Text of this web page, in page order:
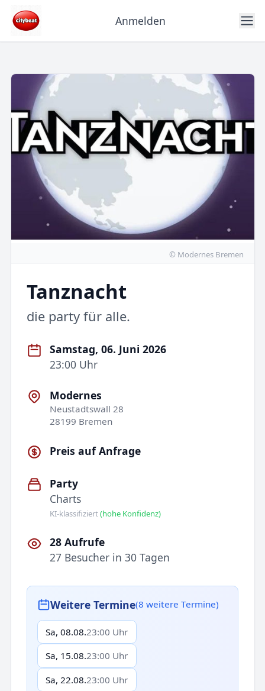
Anmelden
© Modernes Bremen
Tanznacht
die party für alle.
Samstag, 06. Juni 2026
23:00 Uhr
Modernes
Neustadtswall 28
28199 Bremen
Preis auf Anfrage
Party
Charts
KI-klassifiziert(hohe Konfidenz)
28 Aufrufe
27 Besucher in 30 Tagen
Weitere Termine(8 weitere Termine)
Sa, 08.08.23:00 Uhr
Sa, 15.08.23:00 Uhr
Sa, 22.08.23:00 Uhr